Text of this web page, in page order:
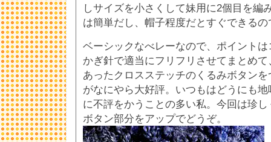
しサイズを小さくして妹用に2個目を編
は簡単だし、帽子程度だとすぐできる
ベーシックなべレーなので、ポイント
かぎ針で適当にフリフリさせてまとめ
あったクロスステッチのくるみボタン
がなにやら大好評。いつもはどうにも
に不評をかうことの多い私。今回は珍
ボタン部分をアップでどうぞ。